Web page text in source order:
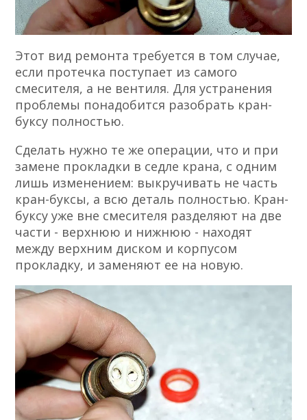
Этот вид ремонта требуется в том случае,
если протечка поступает из самого
смесителя, а не вентиля. Для устранения
проблемы понадобится разобрать кран-
буксу полностью.
Сделать нужно те же операции, что и при
замене прокладки в седле крана, с одним
лишь изменением: выкручивать не часть
кран-буксы, а всю деталь полностью. Кран-
буксу уже вне смесителя разделяют на две
части - верхнюю и нижнюю - находят
между верхним диском и корпусом
прокладку, и заменяют ее на новую.